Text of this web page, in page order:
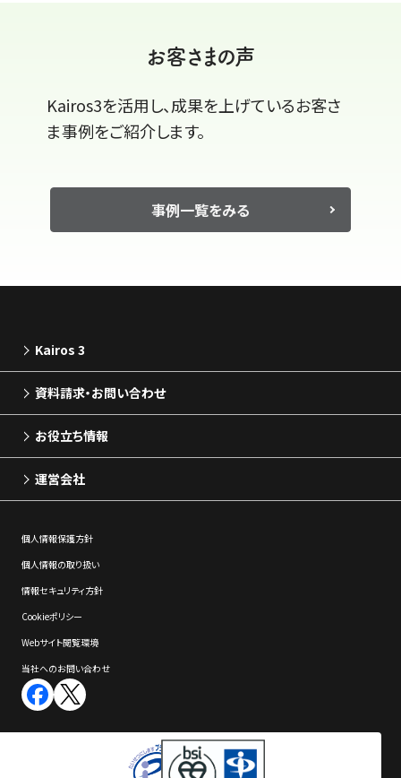
お客さまの声
Kairos3を活用し、成果を上げているお客さ
ま事例をご紹介します。
事例一覧をみる
Kairos 3
資料請求・お問い合わせ
お役立ち情報
運営会社
個⼈情報保護⽅針
個⼈情報の取り扱い
情報セキュリティ⽅針
Cookieポリシー
Webサイト閲覧環境
当社へのお問い合わせ